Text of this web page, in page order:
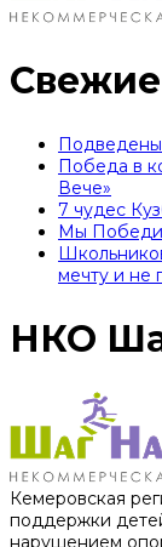
Подведены
Победа в
Вече»
7 чудес
Мы
мечту и не
НКО
Кемеровская
поддержки
нарушением